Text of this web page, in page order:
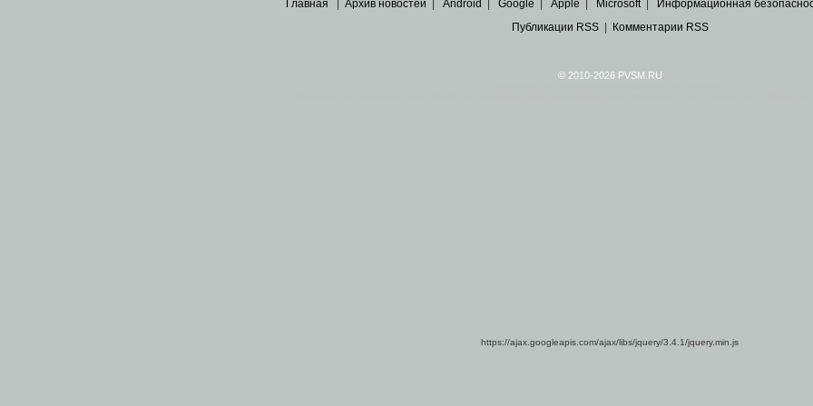
Главная Архив новостей Android Google Apple Microsoft| Информационная
Публикации RSS| Комментарии RSS
© 2010-2026 PVSM.RU
https://ajax.googleapis.com/ajax/libs/jquery/3.4.1/jquery.min.js